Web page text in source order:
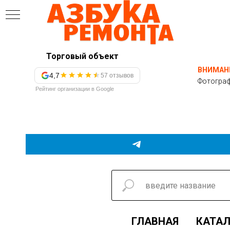
Торговый объект
4,7 57 отзывов
Рейтинг организации в Google
ГЛАВНАЯ